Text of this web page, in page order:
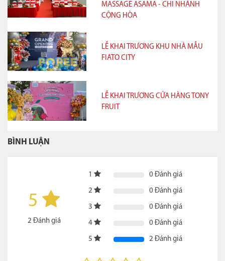
MASSAGE ASAMA - CHI NHÁNH
CỘNG HÒA
LỄ KHAI TRƯƠNG KHU NHÀ MẪU
FIATO CITY
LỄ KHAI TRƯƠNG CỬA HÀNG TONY
FRUIT
BÌNH LUẬN
5
2 Đánh giá
1 0 Đánh giá
2 0 Đánh giá
3 0 Đánh giá
4 0 Đánh giá
5 2 Đánh giá